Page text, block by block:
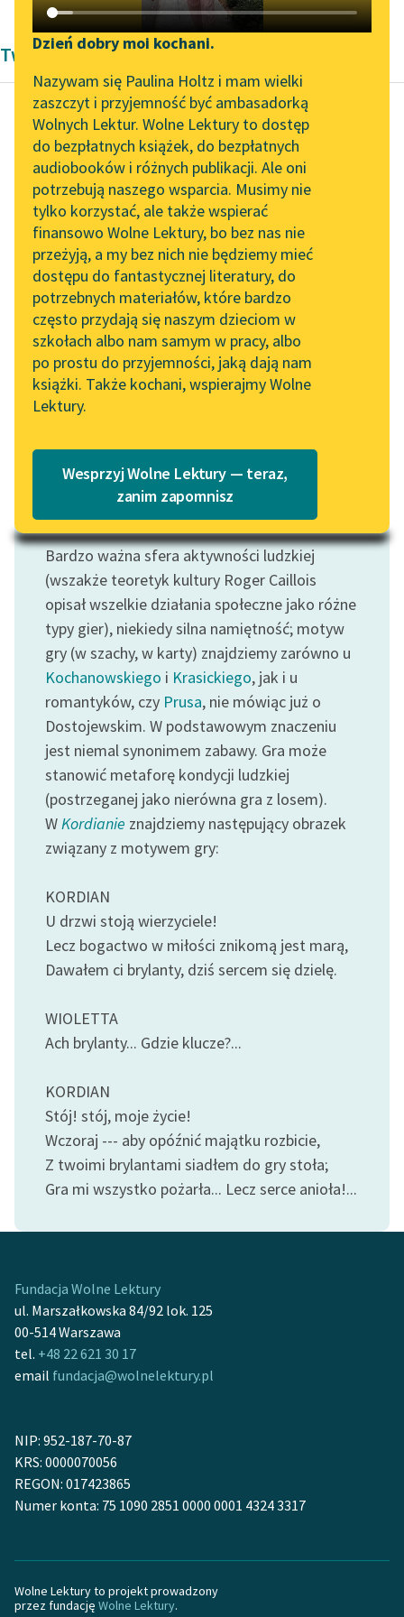
Katalog DAISY
Podkasty o książkach
Zgłoś brak utworu
Aktualności
„Prokurator Alicja Horn”
do słuchania
Byliśmy częścią AI Impact
Lab
Zapraszamy na spotkanie
online z tłumaczkami
literatury skandynawskiej
Spotkanie z Katarzyną
Tunkiel w Oslo
102. lata temu zmarł
Joseph Conrad
Lektury szkolne i klasyka
literatury do słuchania dla
uczennic i uczniów z
niepełnosprawnościami
E-kolekcja lektur
szkolnych i literatury do
słuchania dla uczennic i
uczniów z
niepełnosprawnościami
Feministyczne inspiracje.
Popularyzacja
skandynawskiej literatury
feministycznej
Ręce pełne poezji
Kolekcje edukacyjne
do domeny publicznej,
lektur szkolnych oraz
Starego Testamentu
Odkurzamy bohaterów
Szkoła Poezji Wolnych
Lektur
Narzędzia
Mapa Wolnych Lektur
Leśmianator
Przewodnik dla piszących i
czytających
API
OAI-PMH
Widget Wolnych Lektur
Przypisy
Katalog w formacie PDF
Kontakt
O projekcie
Zespół
Logotypy
Polityka prywatności
Regulamin darowizn
Deklaracja dostępności
Dzień dobry moi kochani.
Nazywam się Paulina Holtz i mam wielki
zaszczyt i przyjemność być ambasadorką
Wolnych Lektur. Wolne Lektury to dostęp
do bezpłatnych książek, do bezpłatnych
audiobooków i różnych publikacji. Ale oni
potrzebują naszego wsparcia. Musimy nie
tylko korzystać, ale także wspierać
finansowo Wolne Lektury, bo bez nas nie
przeżyją, a my bez nich nie będziemy mieć
dostępu do fantastycznej literatury, do
potrzebnych materiałów, które bardzo
często przydają się naszym dzieciom w
szkołach albo nam samym w pracy, albo
po prostu do przyjemności, jaką dają nam
książki. Także kochani, wspierajmy Wolne
Lektury.
Wesprzyj Wolne Lektury — teraz,
zanim zapomnisz
Twórczość François Rabelais
François Rabelais
Gargantua i
Pantagruel
Po ukończeniu
wieczerzy wydano w
obecności królowej bal
na kształt turnieju,
godny nie tylko
bacznego...
Motyw: Gra
Bardzo ważna sfera aktywności ludzkiej
(wszakże teoretyk kultury Roger Caillois
opisał wszelkie działania społeczne jako różne
typy gier), niekiedy silna namiętność; motyw
gry (w szachy, w karty) znajdziemy zarówno u
Kochanowskiego i Krasickiego, jak i u
romantyków, czy Prusa, nie mówiąc już o
Dostojewskim. W podstawowym znaczeniu
jest niemal synonimem zabawy. Gra może
stanowić metaforę kondycji ludzkiej
(postrzeganej jako nierówna gra z losem).
WKordianie znajdziemy następujący obrazek
związany z motywem gry:
KORDIAN
U drzwi stoją wierzyciele!
Lecz bogactwo w miłości znikomą jest marą,
Dawałem ci brylanty, dziś sercem się dzielę.
WIOLETTA
Ach brylanty... Gdzie klucze?...
KORDIAN
Stój! stój, moje życie!
Wczoraj --- aby opóźnić majątku rozbicie,
Z twoimi brylantami siadłem do gry stoła;
Gra mi wszystko pożarła... Lecz serce anioła!...
Fundacja Wolne Lektury
ul. Marszałkowska 84/92 lok. 125
00-514 Warszawa
tel. +48 22 621 30 17
email fundacja@wolnelektury.pl
NIP: 952-187-70-87
KRS: 0000070056
REGON: 017423865
Numer konta: 75 1090 2851 0000 0001 4324 3317
Wolne Lektury to projekt prowadzony
przez fundację Wolne Lektury.